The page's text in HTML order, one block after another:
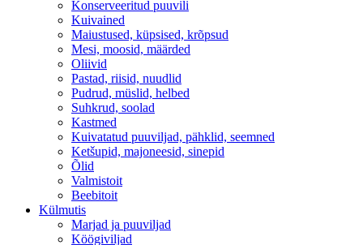
Konserveeritud puuvili
Kuivained
Maiustused, küpsised, krõpsud
Mesi, moosid, määrded
Oliivid
Pastad, riisid, nuudlid
Pudrud, müslid, helbed
Suhkrud, soolad
Kastmed
Kuivatatud puuviljad, pähklid, seemned
Ketšupid, majoneesid, sinepid
Õlid
Valmistoit
Beebitoit
Külmutis
Marjad ja puuviljad
Köögiviljad